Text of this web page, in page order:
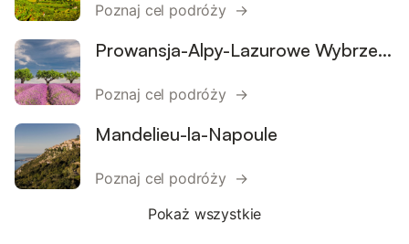
Poznaj cel podróży →
Prowansja-Alpy-Lazurowe Wybrzeże
Poznaj cel podróży →
Mandelieu-la-Napoule
Poznaj cel podróży →
Pokaż wszystkie